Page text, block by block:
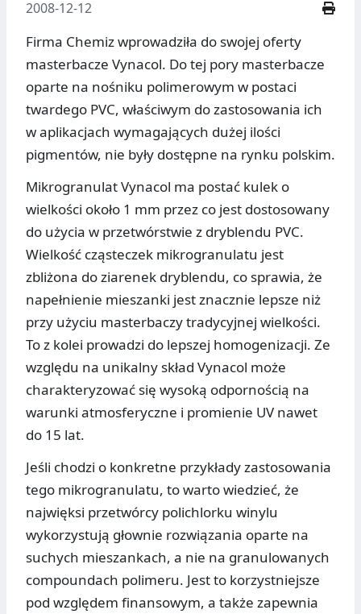
2008-12-12
Firma Chemiz wprowadziła do swojej oferty
masterbacze Vynacol. Do tej pory masterbacze
oparte na nośniku polimerowym w postaci
twardego PVC, właściwym do zastosowania ich
w aplikacjach wymagających dużej ilości
pigmentów, nie były dostępne na rynku polskim.
Mikrogranulat Vynacol ma postać kulek o
wielkości około 1 mm przez co jest dostosowany
do użycia w przetwórstwie z dryblendu PVC.
Wielkość cząsteczek mikrogranulatu jest
zbliżona do ziarenek dryblendu, co sprawia, że
napełnienie mieszanki jest znacznie lepsze niż
przy użyciu masterbaczy tradycyjnej wielkości.
To z kolei prowadzi do lepszej homogenizacji. Ze
względu na unikalny skład Vynacol może
charakteryzować się wysoką odpornością na
warunki atmosferyczne i promienie UV nawet
do 15 lat.
Jeśli chodzi o konkretne przykłady zastosowania
tego mikrogranulatu, to warto wiedzieć, że
najwięksi przetwórcy polichlorku winylu
wykorzystują głownie rozwiązania oparte na
suchych mieszankach, a nie na granulowanych
compoundach polimeru. Jest to korzystniejsze
pod względem finansowym, a także zapewnia